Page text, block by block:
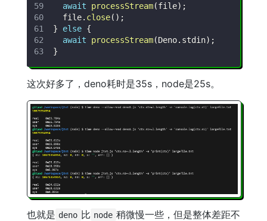
await
processStream(file) ;
  file
. close( ) ;
}
else {
await
processStream(Deno. stdin) ;
}
这次好多了，deno耗时是35s，node是25s。
也就是 deno 比 node 稍微慢一些，但是整体差距不